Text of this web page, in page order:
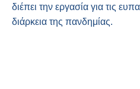
διέπει την εργασία για τις
διάρκεια της πανδημίας.